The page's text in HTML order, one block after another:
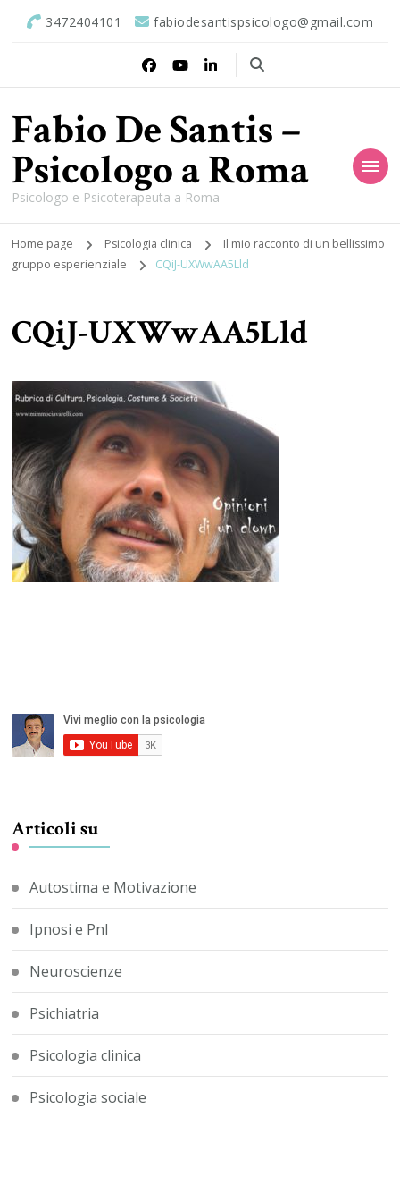
3472404101 fabiodesantispsicologo@gmail.com
Fabio De Santis –
Psicologo a Roma
Psicologo e Psicoterapeuta a Roma
Home page Psicologia clinica
Il mio racconto di un bellissimo
gruppo esperienziale
CQiJ-UXWwAA5Lld
CQiJ-UXWwAA5Lld
Articoli su
Autostima e Motivazione
Ipnosi e Pnl
Neuroscienze
Psichiatria
Psicologia clinica
Psicologia sociale